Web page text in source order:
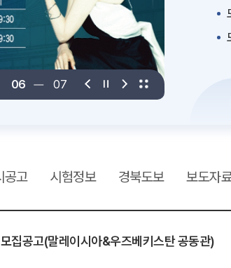
06 07
공고 시험정보 경북도보 보도자
집공고(말레이시아&우즈베키스탄 공동관)